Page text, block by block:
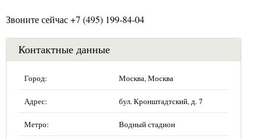
Звоните сейчас +7 (495) 199-84-04
Контактные данные
Город: Москва, Москва
Адрес: бул. Кронштадтский, д. 7
Метро: Водный стадион